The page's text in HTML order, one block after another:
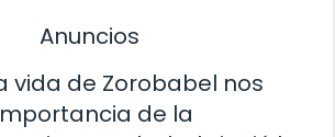
Anuncios
vida de Zorobabel nos
de la